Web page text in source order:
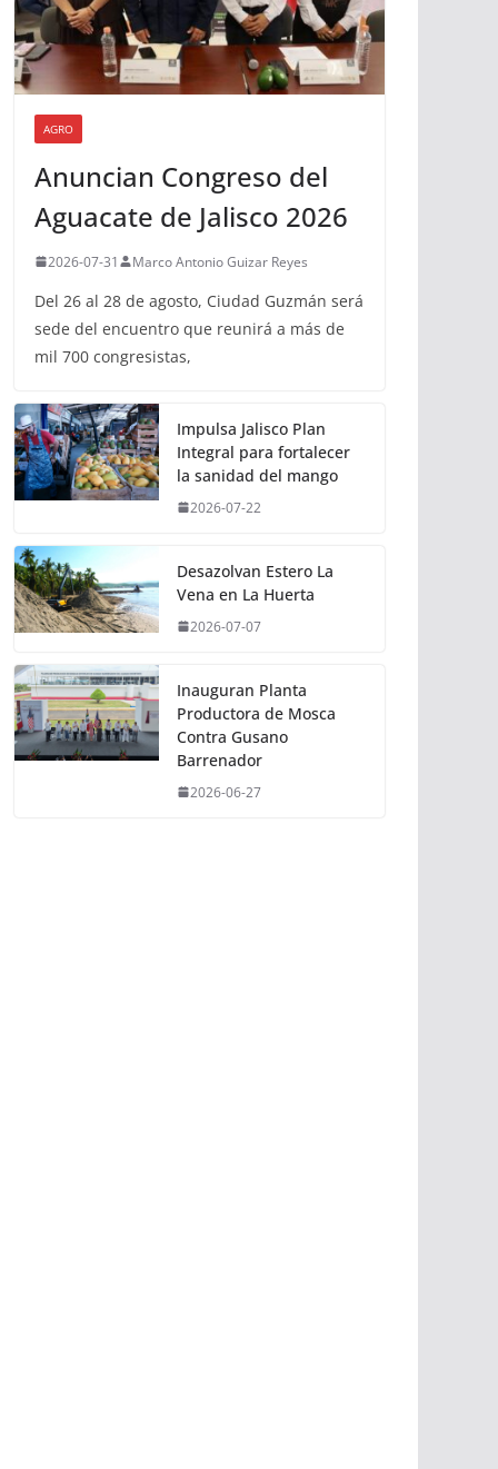
AGRO
Anuncian Congreso del
Aguacate de Jalisco 2026
2026-07-31 Marco Antonio Guizar Reyes
Del 26 al 28 de agosto, Ciudad Guzmán será
sede del encuentro que reunirá a más de
mil 700 congresistas,
Impulsa Jalisco Plan
Integral para fortalecer
la sanidad del mango
2026-07-22
Desazolvan Estero La
Vena en La Huerta
2026-07-07
Inauguran Planta
Productora de Mosca
Contra Gusano
Barrenador
2026-06-27